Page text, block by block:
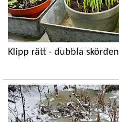
Klipp rätt - dubbla skörden